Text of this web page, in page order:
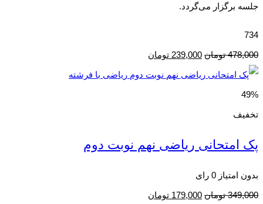
جلسه برگزار می‌گردد.
734
478,000 تومان 239,000 تومان
49%
تخفیف
پک امتحانی ریاضی نهم نوبت دوم
بدون امتیاز 0 رای
349,000 تومان 179,000 تومان